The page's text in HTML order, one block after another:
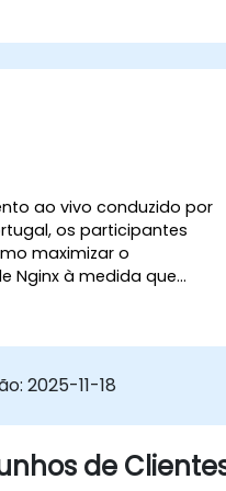
ao vivo conduzido por
os participantes
maximizar o
Nginx à medida que
de Nginx para lidar
de tráfego HTTP / TCP.
mais
de Nginx.
2025-11-18
de